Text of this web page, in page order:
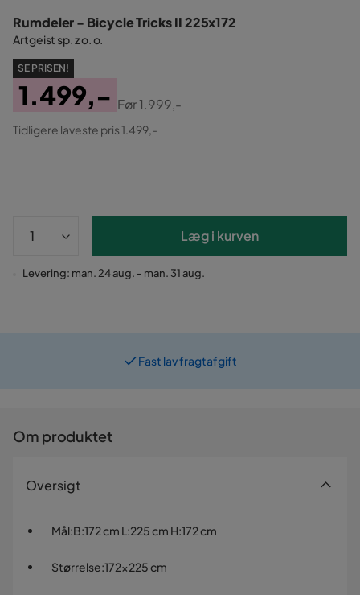
Rumdeler - Bicycle Tricks II 225x172
Artgeist sp. z o. o.
SE PRISEN!
Pris
1.499,-
Original
Før1.999,-
Tidligere laveste pris 1.499,-
Læg i kurven
Levering: man. 24 aug. - man. 31 aug.
Fast lav fragtafgift
Om produktet
Oversigt
Mål:B:172 cm L:225 cm H:172 cm
Størrelse:172x225 cm